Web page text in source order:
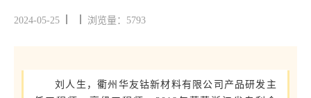
2024-05-25 浏览量：5793
刘人生，衢州华友钴新材料有限公司产品研发主